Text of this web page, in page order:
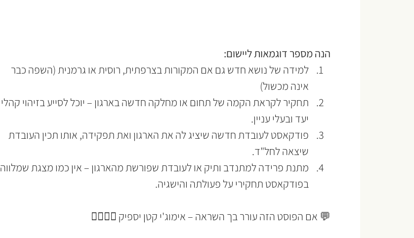
הנה מספר דוגמאות ליישום:
למידה של נושא חדש גם אם המקורות בצרפתית, רוסית או גרמנית (השפה כבר
אינה מכשול)
תחקיר לקראת הקמה של תחום או מחלקה חדשה בארגון – יוכל לסייע בזיהוי קהלי
יעד ובעלי עניין.
פודקאסט לעובדת חדשה שיציג לה את הארגון ואת תפקידה, אותו תכין העובדת
שיצאה לחל"ד.
מתנת פרידה למתנדב ותיק או לעובדת שפורשת מהארגון – אין כמו מצגת שמלווה
בפודקאסט תחקירי על פעולתה והישגיה.
💬 אם הפוסט הזה עורר בך השראה – אימוג'י קטן יספיק 🙋‍♀🙋‍♂